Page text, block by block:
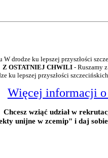
Z OSTATNIEJ CHWILI- Ruszamy
ku lepszej przyszłości
Więcej informacji
Chcesz wziąć udział w
unijne w zcemip" i daj sobie